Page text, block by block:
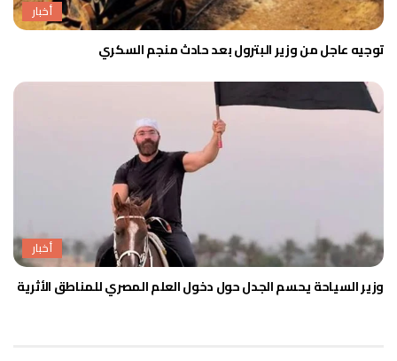
أخبار
توجيه عاجل من وزير البترول بعد حادث منجم السكري
أخبار
وزير السياحة يحسم الجدل حول دخول العلم المصري للمناطق الأثرية